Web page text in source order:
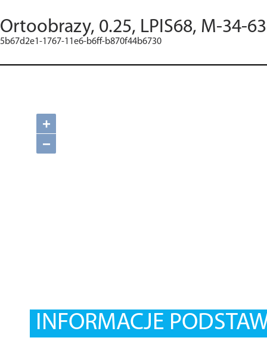
Ortoobrazy, 0.25, LPIS68, M-34-
5b67d2e1-1767-11e6-b6ff-b870f44b6730
+
−
INFORMACJE